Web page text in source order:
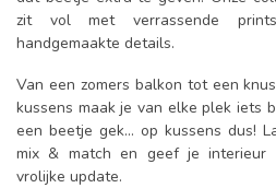
zit vol met verrassende
handgemaakte details.
Van een zomers balkon tot een
kussens maak je van elke plek iets
een beetje gek… op kussens dus!
mix & match en geef je interieur
vrolijke update.